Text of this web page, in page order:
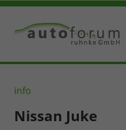
info
Nissan Juke